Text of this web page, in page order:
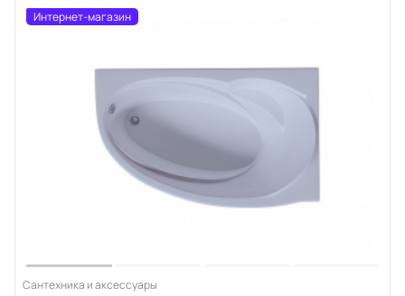
Интернет-магазин
Сантехника и аксессуары